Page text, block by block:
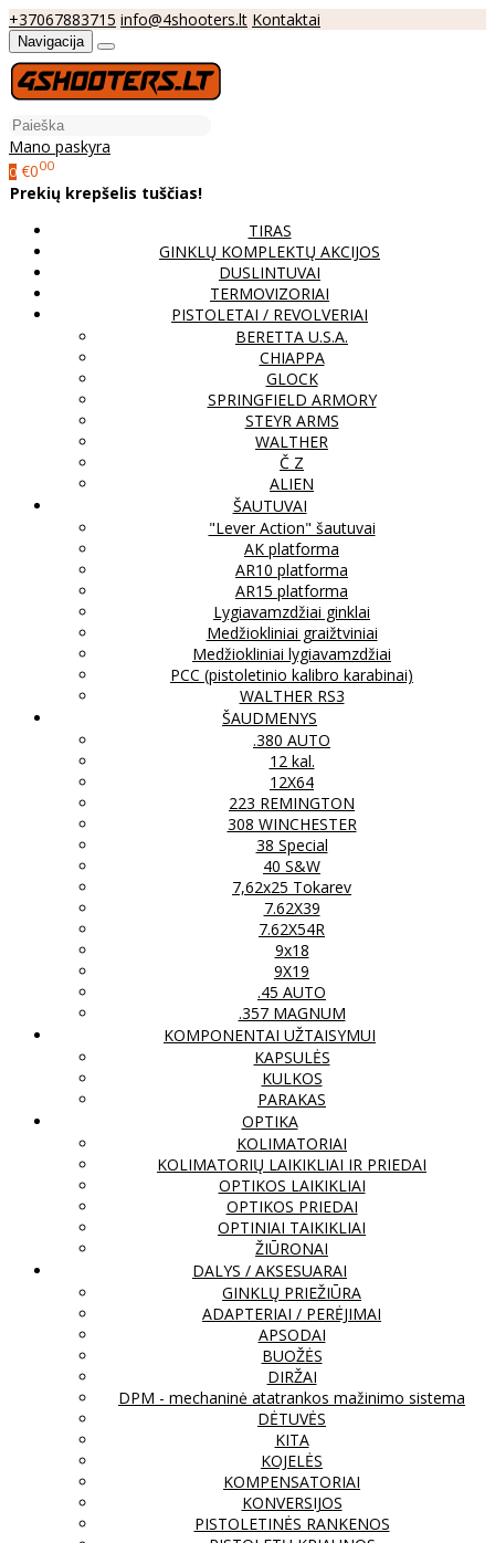
+37067883715 info@4shooters.lt Kontaktai
Navigacija
Mano paskyra
0 €000
Prekių krepšelis tuščias!
TIRAS
GINKLŲ KOMPLEKTŲ AKCIJOS
DUSLINTUVAI
TERMOVIZORIAI
PISTOLETAI / REVOLVERIAI
BERETTA U.S.A.
CHIAPPA
GLOCK
SPRINGFIELD ARMORY
STEYR ARMS
WALTHER
Č Z
ALIEN
ŠAUTUVAI
"Lever Action" šautuvai
AK platforma
AR10 platforma
AR15 platforma
Lygiavamzdžiai ginklai
Medžiokliniai graižtviniai
Medžiokliniai lygiavamzdžiai
PCC (pistoletinio kalibro karabinai)
WALTHER RS3
ŠAUDMENYS
.380 AUTO
12 kal.
12X64
223 REMINGTON
308 WINCHESTER
38 Special
40 S&W
7,62x25 Tokarev
7.62X39
7.62X54R
9x18
9X19
.45 AUTO
.357 MAGNUM
KOMPONENTAI UŽTAISYMUI
KAPSULĖS
KULKOS
PARAKAS
OPTIKA
KOLIMATORIAI
KOLIMATORIŲ LAIKIKLIAI IR PRIEDAI
OPTIKOS LAIKIKLIAI
OPTIKOS PRIEDAI
OPTINIAI TAIKIKLIAI
ŽIŪRONAI
DALYS / AKSESUARAI
GINKLŲ PRIEŽIŪRA
ADAPTERIAI / PERĖJIMAI
APSODAI
BUOŽĖS
DIRŽAI
DPM - mechaninė atatrankos mažinimo sistema
DĖTUVĖS
KITA
KOJELĖS
KOMPENSATORIAI
KONVERSIJOS
PISTOLETINĖS RANKENOS